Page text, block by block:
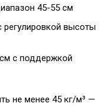
45-55 см
регулировкой высоты
с поддержкой
не менее 45 кг/м³ —